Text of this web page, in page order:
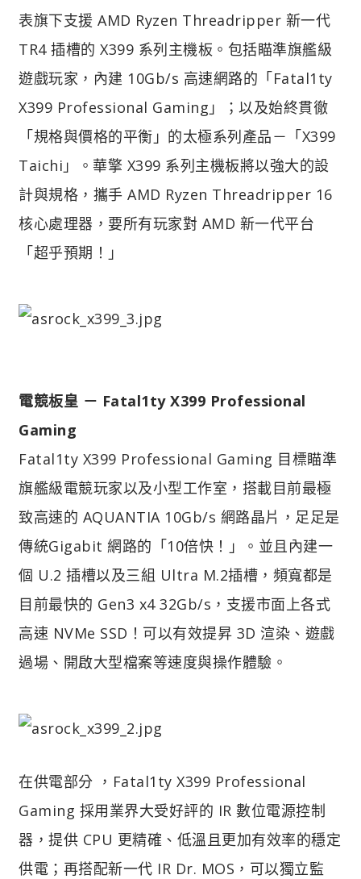
表旗下支援 AMD Ryzen Threadripper 新一代
TR4 插槽的 X399 系列主機板。包括瞄準旗艦級
遊戲玩家，內建 10Gb/s 高速網路的「Fatal1ty
X399 Professional Gaming」；以及始終貫徹
「規格與價格的平衡」的太極系列產品－「X399
Taichi」。華擎 X399 系列主機板將以強大的設
計與規格，攜手 AMD Ryzen Threadripper 16
核心處理器，要所有玩家對 AMD 新一代平台
「超乎預期！」
電競板皇 － Fatal1ty X399 Professional
Gaming
Fatal1ty X399 Professional Gaming 目標瞄準
旗艦級電競玩家以及小型工作室，搭載目前最極
致高速的 AQUANTIA 10Gb/s 網路晶片，足足是
傳統Gigabit 網路的「10倍快！」。並且內建一
個 U.2 插槽以及三組 Ultra M.2插槽，頻寬都是
目前最快的 Gen3 x4 32Gb/s，支援市面上各式
高速 NVMe SSD！可以有效提昇 3D 渲染、遊戲
過場、開啟大型檔案等速度與操作體驗。
在供電部分 ，Fatal1ty X399 Professional
Gaming 採用業界大受好評的 IR 數位電源控制
器，提供 CPU 更精確、低溫且更加有效率的穩定
供電；再搭配新一代 IR Dr. MOS，可以獨立監